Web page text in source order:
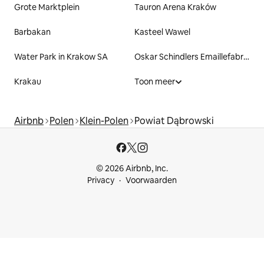
Grote Marktplein Tauron Arena Kraków
Barbakan Kasteel Wawel
Water Park in Krakow SA Oskar Schindlers Emaillefabriek
Krakau Toon meer
Airbnb Polen Klein-Polen Powiat Dąbrowski
© 2026 Airbnb, Inc.
Privacy
Voorwaarden